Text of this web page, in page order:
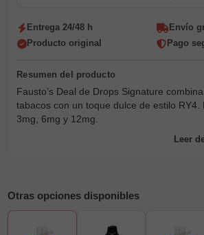
Entrega 24/48 h
Envío
Producto original
Pago
Fausto’s Deal de Drops Signature
tabacos con un toque dulce de estilo RY4.
3mg, 6mg y 12mg.
Leer
Otras opciones disponibles